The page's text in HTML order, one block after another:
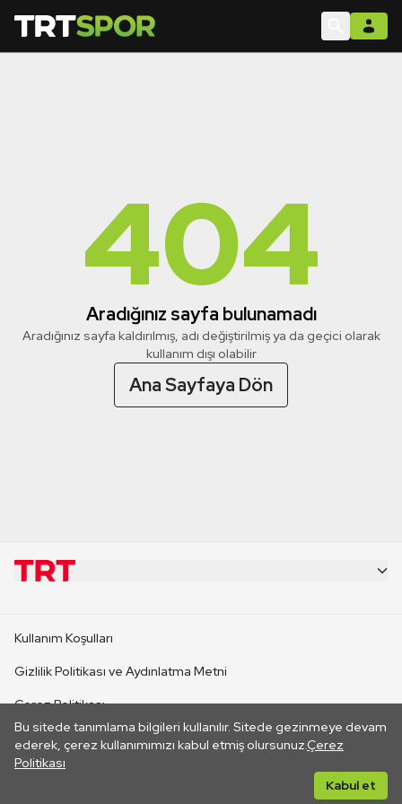
404
Aradığınız sayfa bulunamadı
Aradığınız sayfa kaldırılmış, adı değiştirilmiş ya da geçici olarak
kullanım dışı olabilir
Ana Sayfaya Dön
Bu sitede tanımlama bilgileri kullanılır. Sitede gezinmeye devam
ederek, çerez kullanımımızı kabul etmiş olursunuz.Çerez
Politikası
Kabul et
CANLI YAYINLAR
Kullanım Koşulları
Gizlilik Politikası ve Aydınlatma Metni
Çerez Politikası
İletişim
Her hakkı saklıdır. ©2026 TRT. Bağlantı yoluyla gidilen dış